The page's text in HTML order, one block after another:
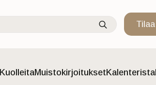
Search
for:
Tilaa
KuolleitaMuistokirjoituksetKalenterista